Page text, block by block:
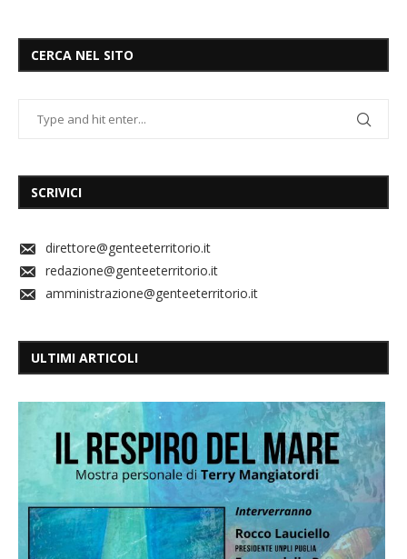
CERCA NEL SITO
SCRIVICI
direttore@genteeterritorio.it
redazione@genteeterritorio.it
amministrazione@genteeterritorio.it
ULTIMI ARTICOLI